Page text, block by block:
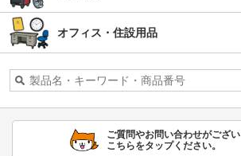
オフィス・住設用品
ご質問やお問い合わせがござ
こちらをタップください。